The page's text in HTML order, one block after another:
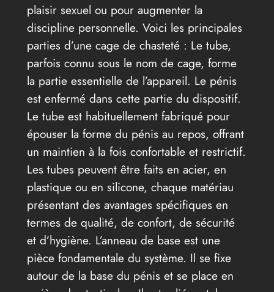
plaisir sexuel ou pour augmenter la
discipline personnelle. Voici les principales
parties d’une cage de chasteté : Le tube,
parfois connu sous le nom de cage, forme
la partie essentielle de l’appareil. Le pénis
est enfermé dans cette partie du dispositif.
Le tube est habituellement fabriqué pour
épouser la forme du pénis au repos, offrant
un maintien à la fois confortable et restrictif.
Les tubes peuvent être faits en acier, en
plastique ou en silicone, chaque matériau
présentant des avantages spécifiques en
termes de qualité, de confort, de sécurité
et d’hygiène. L’anneau de base est une
pièce fondamentale du système. Il se fixe
autour de la base du pénis et se place en